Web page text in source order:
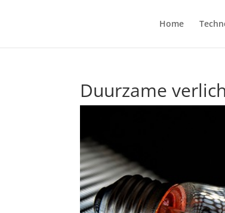
Home
Duurzame